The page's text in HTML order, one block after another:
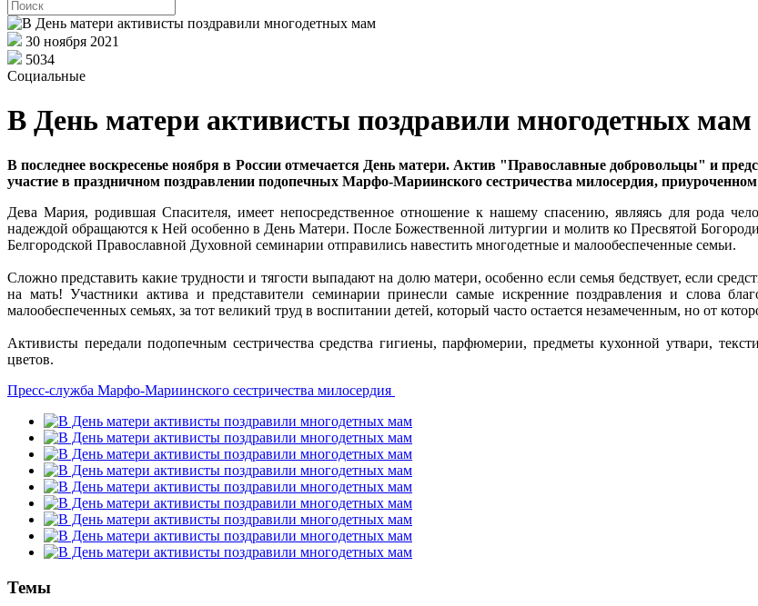
30 ноября 2021
5034
Социальные
В День матери активисты поздравили многодетных мам
В последнее воскресенье ноября в России отмечается День матери. Актив "Православные добровольцы" и
участие в праздничном поздравлении подопечных Марфо-Мариинского сестричества милосердия, приуроченном
Дева Мария, родившая Спасителя, имеет непосредственное отношение к нашему спасению, являясь для рода
надеждой обращаются к Ней особенно в День Матери. После Божественной литургии и молитв ко Пресвятой
Белгородской Православной Духовной семинарии отправились навестить многодетные и малообеспеченные семьи.
Сложно представить какие трудности и тягости выпадают на долю матери, особенно если семья бедствует, если
на мать! Участники актива и представители семинарии принесли самые искренние поздравления и слова
малообеспеченных семьях, за тот великий труд в воспитании детей, который часто остается незамеченным, но от
Активисты передали подопечным сестричества средства гигиены, парфюмерии, предметы кухонной утвари,
цветов.
Пресс-служба Марфо-Мариинского сестричества милосердия
Темы